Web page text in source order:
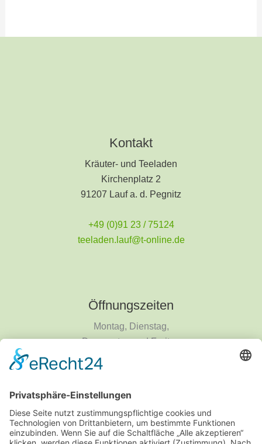
Kontakt
Kräuter- und Teeladen
Kirchenplatz 2
91207 Lauf a. d. Pegnitz
+49 (0)91 23 / 75124
teeladen.lauf@t-online.de
Öffnungszeiten
Montag, Dienstag,
Donnerstag und Freitag
9 - 14 Uhr